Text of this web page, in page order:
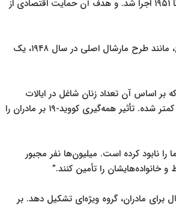
طرح مارشال، برنامه‌ای تحت حمایت ایالات متحده بود که از سال ۱۹۴۸ تا ۱۹۵۱ اجرا شد. و هدف آن حمایت اقتصادی از
در بیانیه‌ای در حمایت از طرح مارشال برای مادران آمده است. “این طرح، مانند طرح مارشال اصلی در سال ۱۹۴۸، یک
بر اساس آن تعداد زنان شاغل در ایالات
متحده در ماه اکتبر ۲۰۲۰ نسبت به ماه فوریه همان سال ۲.۲ میلیون نفر کمتر شده. تأثیر همه‌گیری کووید-۱۹ بر مادران را
نابود کرده است. میلیون‌ها نفر مجبور
خانواده‌هایشان را تأمین کنند.”
برای مادران، گروه ویژه‌ای تشکیل دهد. بر